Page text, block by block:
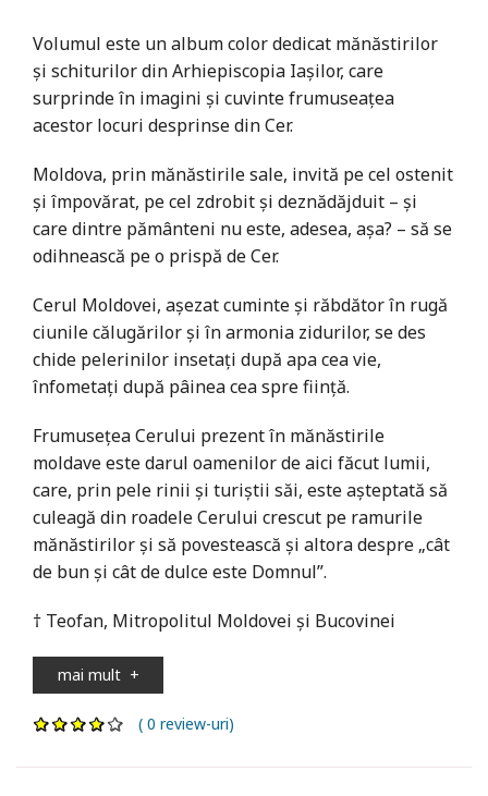
Volumul este un album color dedicat mănăstirilor
și schiturilor din Arhiepiscopia Iașilor, care
surprinde în imagini și cuvinte frumuseațea
acestor locuri desprinse din Cer.
Moldova, prin mănăstirile sale, invită pe cel ostenit
și împovărat, pe cel zdrobit și deznădăjduit – și
care dintre pământeni nu este, adesea, așa? – să se
odihnească pe o prispă de Cer.
Cerul Moldovei, așezat cuminte și răbdător în rugă
ciunile călugărilor și în armonia zidurilor, se des
chide pelerinilor insetați după apa cea vie,
înfometați după pâinea cea spre ființă.
Frumusețea Cerului prezent în mănăstirile
moldave este darul oamenilor de aici făcut lumii,
care, prin pele rinii și turiștii săi, este așteptată să
culeagă din roadele Cerului crescut pe ramurile
mănăstirilor și să povestească și altora despre „cât
de bun și cât de dulce este Domnul”.
† Teofan, Mitropolitul Moldovei și Bucovinei
mai mult +
( 0 review-uri)